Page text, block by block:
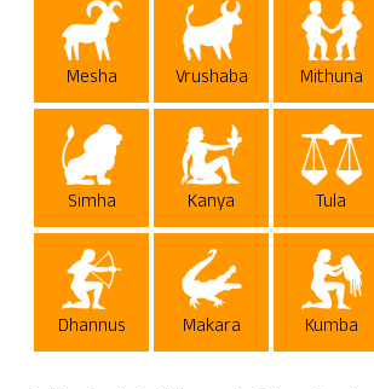
Mesha Vrushaba Mithuna
Simha Kanya Tula
Dhannus Makara Kumba